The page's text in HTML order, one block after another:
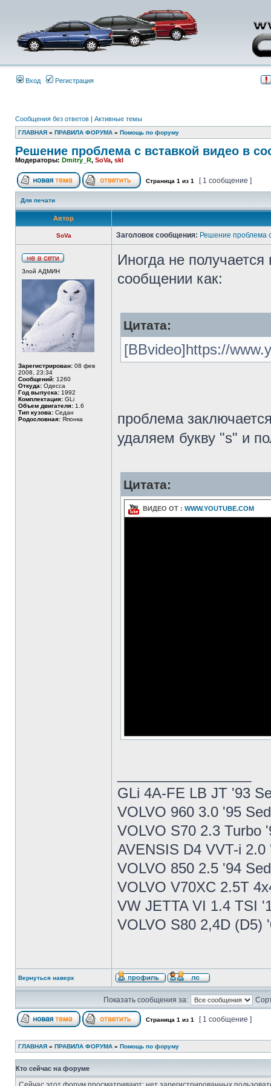
Вход Регистрация
Сообщения без ответов | Активные темы
ГЛАВНАЯ » ПРАВИЛА ФОРУМА » Помощь по форуму
Решение проблема с вставкой видео в
Модераторы: Dmitry_R, SoVa, skl
Страница 1 из 1 [ 1 сообщение ]
Для печати
Автор
SoVa Заголовок сообщения: Решение проблема
Злой АДМИН
Зарегистрирован: 08 фев
2008, 23:34
Сообщений: 1260
Откуда: Одесса
Год выпуска: 1992
Комплектация: GLi
Объем двигателя: 1.6
Тип кузова: Седан
Родословная: Японка
Иногда не
сообщении как:
Цитата:
[BBvideo]https://
проблема
удаляем букву "s" и
Цитата:
ВИДЕО ОТ : WWW.YOUTUBE.COM
GLi 4A-FE LB JT '93
VOLVO 960 3.0 '95
VOLVO S70 2.3 Turbo
AVENSIS D4 VVT-i 2.0
VOLVO 850 2.5 '94
VOLVO V70XC 2.5T
VW JETTA VI 1.4 TSI
VOLVO S80 2,4D (D5)
Вернуться наверх
Показать сообщения за:
Страница 1 из 1 [ 1 сообщение ]
ГЛАВНАЯ » ПРАВИЛА ФОРУМА » Помощь по форуму
Кто сейчас на форуме